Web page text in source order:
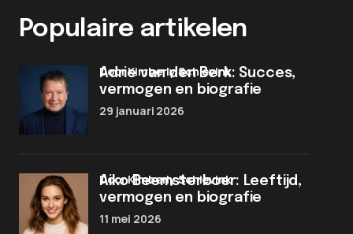
Populaire artikelen
Adrie van den Berk: Succes,
vermogen en biografie
door Kimberly Schievink
29 januari 2026
Aiko Beemsterboer: Leeftijd,
vermogen en biografie
door Kimberly Schievink
11 mei 2026